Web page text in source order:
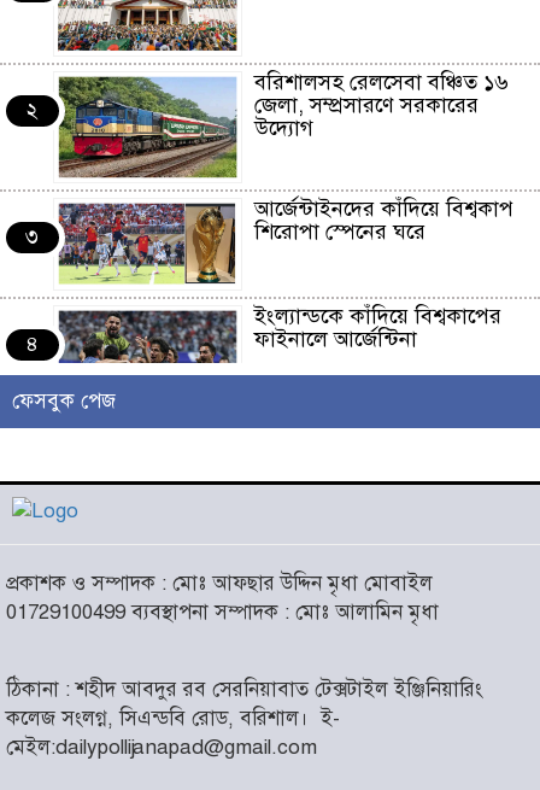
২
বরিশালসহ রেলসেবা বঞ্চিত ১৬
জেলা, সম্প্রসারণে সরকারের
উদ্যোগ
৩
আর্জেন্টাইনদের কাঁদিয়ে বিশ্বকাপ
শিরোপা স্পেনের ঘরে
৪
ইংল্যান্ডকে কাঁদিয়ে বিশ্বকাপের
ফাইনালে আর্জেন্টিনা
৫
চরমোনাই
৬
আসন্ন বাকেরগঞ্জ পৌর নির্বাচনে
নারী কাউন্সিলর পদে দোয়া চাইলেন
বিএমএসএফ নেত্রী সাবরিনা
৭
‘ইসরাইলি সেনাবাহিনী ধ্বংসের
দ্বারপ্রান্তে’ : ইরানের হামলায়
এশিয়ায় ১৩ মার্কিন ঘাঁটি ধ্বংস
ফেসবুক পেজ
প্রকাশক ও সম্পাদক : মোঃ আফছার উদ্দিন মৃধা মোবাইল
01729100499 ব্যবস্থাপনা সম্পাদক : মোঃ আলামিন মৃধা
ঠিকানা : শহীদ আবদুর রব সেরনিয়াবাত টেক্সটাইল ইঞ্জিনিয়ারিং
কলেজ সংলগ্ন, সিএন্ডবি রোড, বরিশাল।ই-
মেইল:dailypollijanapad@gmail.com